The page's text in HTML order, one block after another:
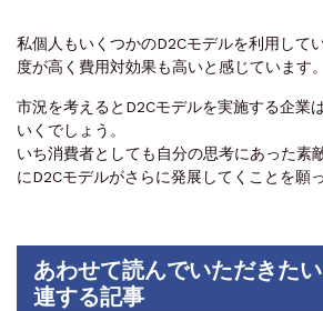
私個人もいくつかのD2Cモデルを利用して
度が高く費用対効果も高いと感じています。
市況を考えるとD2Cモデルを実施する企業
いくでしょう。
いち消費者としても自分の思考にあった素
にD2Cモデルがさらに発展してくことを願
あわせて読んでいただきた
連する記事